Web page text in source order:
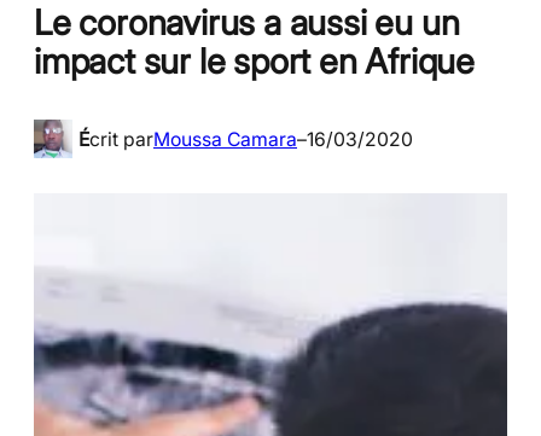
Le coronavirus a aussi eu un
impact sur le sport en Afrique
Écrit parMoussa Camara–16/03/2020